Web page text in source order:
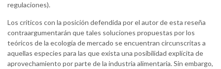
regulaciones).
Los críticos con la posición defendida por el autor de esta reseña
contraargumentarán que tales soluciones propuestas por los
teóricos de la ecología de mercado se encuentran circunscritas a
aquellas especies para las que exista una posibilidad explícita de
aprovechamiento por parte de la industria alimentaria. Sin embargo,